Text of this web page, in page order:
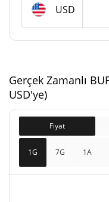
Piyasa Değeri
Tamamen
Piyasa değeri
Dünkü BUFO Fiyatı
USD
Gerçek Zamanlı
USD'ye)
Fiyat
1G 7G 1A